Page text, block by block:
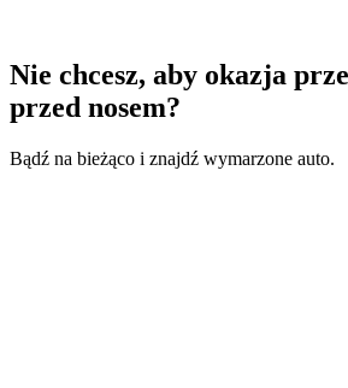
Nie chcesz, aby okazja
przed nosem?
Bądź na bieżąco i znajdź wymarzone auto.